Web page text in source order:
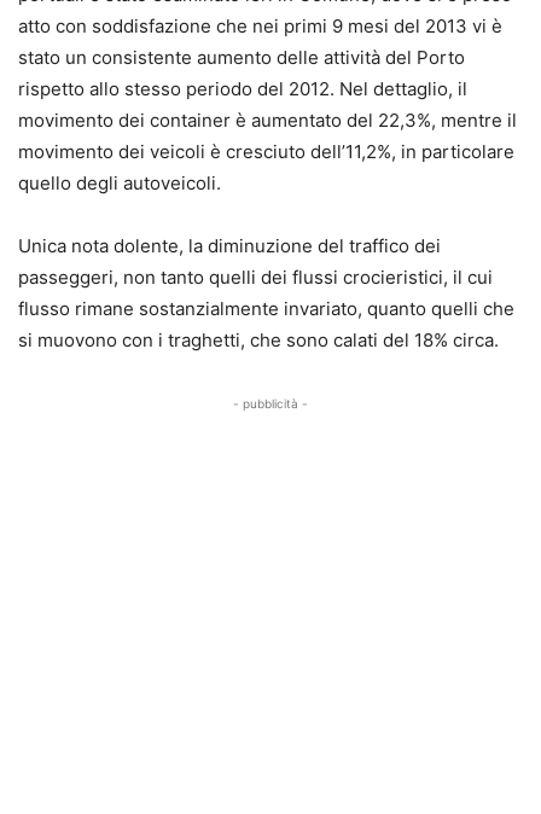
atto con soddisfazione che nei primi 9 mesi del 2013 vi è
stato un consistente aumento delle attività del Porto
rispetto allo stesso periodo del 2012. Nel dettaglio, il
movimento dei container è aumentato del 22,3%, mentre il
movimento dei veicoli è cresciuto dell’11,2%, in particolare
quello degli autoveicoli.
Unica nota dolente, la diminuzione del traffico dei
passeggeri, non tanto quelli dei flussi crocieristici, il cui
flusso rimane sostanzialmente invariato, quanto quelli che
si muovono con i traghetti, che sono calati del 18% circa.
- pubblicità -